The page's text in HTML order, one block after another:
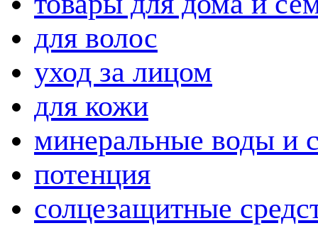
для волос
уход за лицом
для кожи
минеральные воды и
потенция
солцезащитные